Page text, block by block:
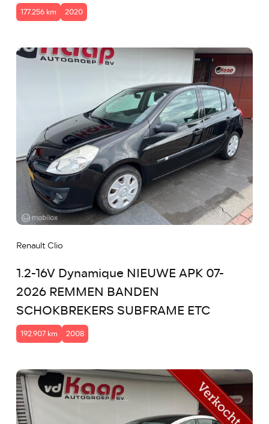
177.256 km 2020
Renault Clio
1.2-16V Dynamique NIEUWE APK 07-
2026 REMMEN BANDEN
SCHOKBREKERS SUBFRAME ETC
192.907 km 2008